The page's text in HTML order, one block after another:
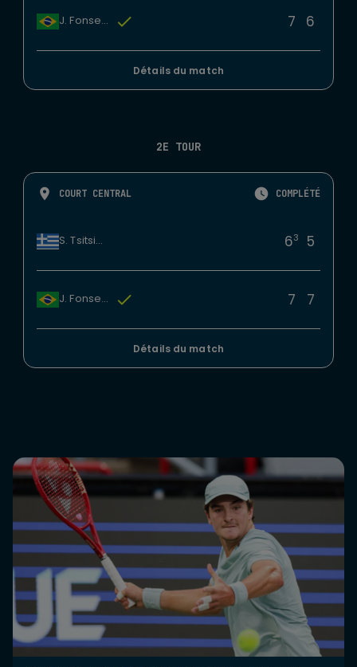
J. Fonseca 7 6
Détails du match
2E TOUR
COURT CENTRAL COMPLÉTÉ
S. Tsitsipas 63 5
J. Fonseca 7 7
Détails du match